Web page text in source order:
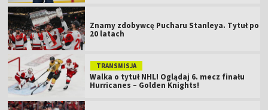
Znamy zdobywcę Pucharu Stanleya. Tytuł po
20 latach
TRANSMISJA
Walka o tytuł NHL! Oglądaj 6. mecz finału
Hurricanes – Golden Knights!